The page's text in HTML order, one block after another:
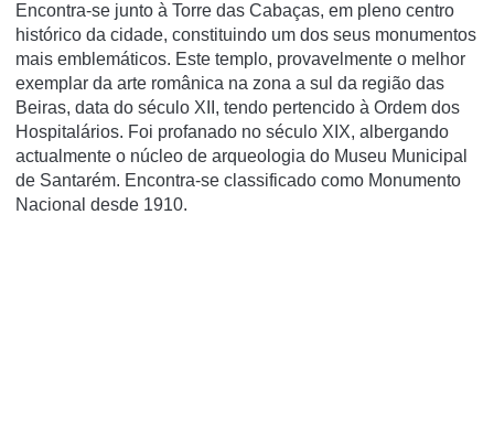
Encontra-se junto à Torre das Cabaças, em pleno centro
histórico da cidade, constituindo um dos seus monumentos
mais emblemáticos. Este templo, provavelmente o melhor
exemplar da arte românica na zona a sul da região das
Beiras, data do século XII, tendo pertencido à Ordem dos
Hospitalários. Foi profanado no século XIX, albergando
actualmente o núcleo de arqueologia do Museu Municipal
de Santarém. Encontra-se classificado como Monumento
Nacional desde 1910.